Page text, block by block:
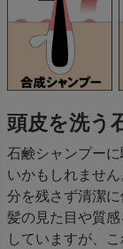
頭皮を洗う
石鹸シャンプー
いかもしれませ
分を残さず清潔
髪の見た目や質
していますが、